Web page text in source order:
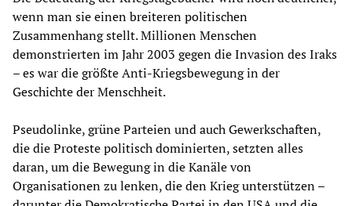
wenn man sie einen breiteren politischen
Zusammenhang stellt. Millionen Menschen
demonstrierten im Jahr 2003 gegen die Invasion des Iraks
– es war die größte Anti-Kriegsbewegung in der
Geschichte der Menschheit.
Pseudolinke, grüne Parteien und auch Gewerkschaften,
die die Proteste politisch dominierten, setzten alles
daran, um die Bewegung in die Kanäle von
Organisationen zu lenken, die den Krieg unterstützen –